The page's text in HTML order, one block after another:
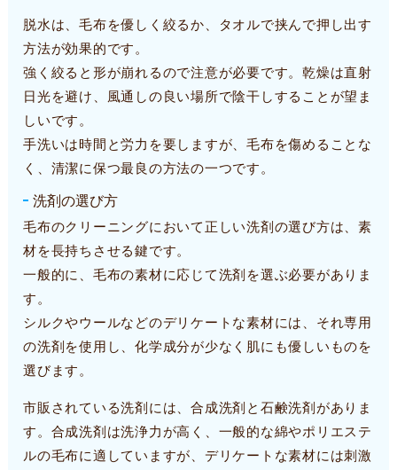
脱水は、毛布を優しく絞るか、タオルで挟んで押し出す
方法が効果的です。
強く絞ると形が崩れるので注意が必要です。乾燥は直射
日光を避け、風通しの良い場所で陰干しすることが望ま
しいです。
手洗いは時間と労力を要しますが、毛布を傷めることな
く、清潔に保つ最良の方法の一つです。
洗剤の選び方
毛布のクリーニングにおいて正しい洗剤の選び方は、素
材を長持ちさせる鍵です。
一般的に、毛布の素材に応じて洗剤を選ぶ必要がありま
す。
シルクやウールなどのデリケートな素材には、それ専用
の洗剤を使用し、化学成分が少なく肌にも優しいものを
選びます。
市販されている洗剤には、合成洗剤と石鹸洗剤がありま
す。合成洗剤は洗浄力が高く、一般的な綿やポリエステ
ルの毛布に適していますが、デリケートな素材には刺激